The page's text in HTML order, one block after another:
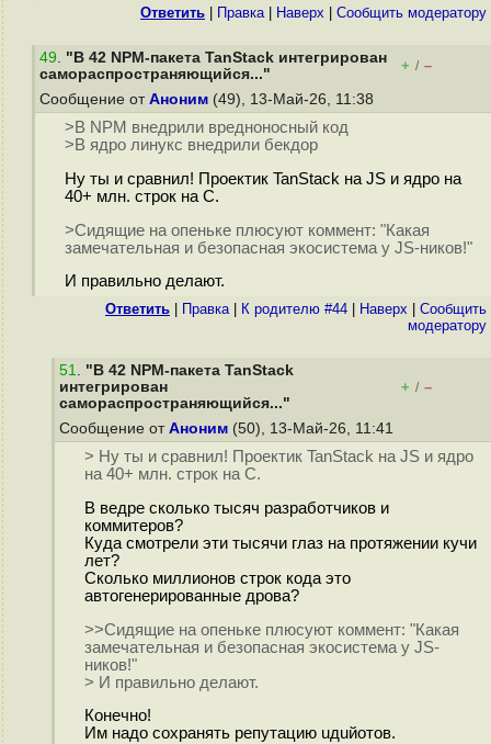
Ответить Правка| Наверх Cообщить модератору
49. "В 42 NPM-пакета TanStack интегрирован
самораспространяющийся..."
+ / –
Сообщение от Аноним (49), 13-Май-26, 11:38
>В NPM внедрили вредноносный код
>В ядро линукс внедрили бекдор
Ну ты и сравнил! Проектик TanStack на JS и ядро на
40+ млн. строк на С.
>Сидящие на опеньке плюсуют коммент: "Какая
замечательная и безопасная экосистема у JS-ников!"
И правильно делают.
Ответить Правка| К родителю #44 Наверх
Cообщить
модератору
51. "В 42 NPM-пакета TanStack
интегрирован
самораспространяющийся..."
+ / –
Сообщение от Аноним (50), 13-Май-26, 11:41
> Ну ты и сравнил! Проектик TanStack на JS и ядро
на 40+ млн. строк на С.
В ведре сколько тысяч разработчиков и
коммитеров?
Куда смотрели эти тысячи глаз на протяжении кучи
лет?
Сколько миллионов строк кода это
автогенерированные дрова?
>>Сидящие на опеньке плюсуют коммент: "Какая
замечательная и безопасная экосистема у JS-
ников!"
> И правильно делают.
Конечно!
Им надо сохранять репутацию uдuйотов.